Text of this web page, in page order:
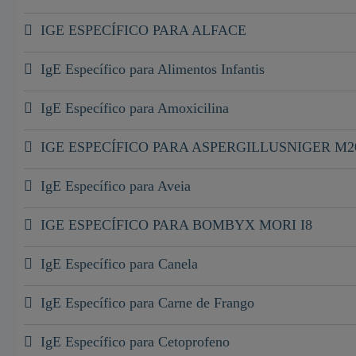
IGE ESPECÍFICO PARA ALFACE
IgE Específico para Alimentos Infantis
IgE Específico para Amoxicilina
IGE ESPECÍFICO PARA ASPERGILLUSNIGER
IgE Específico para Aveia
IGE ESPECÍFICO PARA BOMBYX MORI I8
IgE Específico para Canela
IgE Específico para Carne de Frango
IgE Específico para Cetoprofeno